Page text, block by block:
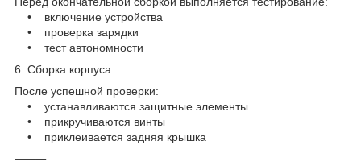
• включение устройства
• проверка зарядки
• тест автономности
6. Сборка корпуса
После успешной проверки:
• устанавливаются защитные элементы
• прикручиваются винты
• приклеивается задняя крышка
⸻